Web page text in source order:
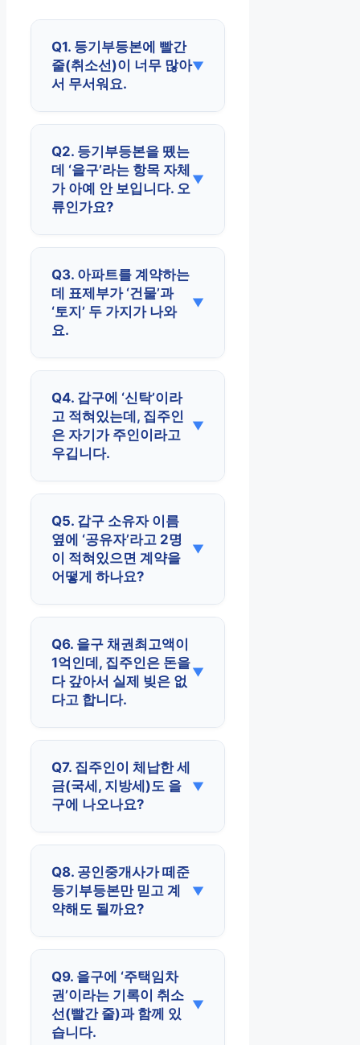
Q1. 등기부등본에 빨간
줄(취소선)이 너무 많아
서 무서워요.
Q2. 등기부등본을 뗐는
데 ‘을구’라는 항목 자체
가 아예 안 보입니다. 오
류인가요?
Q3. 아파트를 계약하는
데 표제부가 ‘건물’과
‘토지’ 두 가지가 나와
요.
Q4. 갑구에 ‘신탁’이라
고 적혀있는데, 집주인
은 자기가 주인이라고
우깁니다.
Q5. 갑구 소유자 이름
옆에 ‘공유자’라고 2명
이 적혀있으면 계약을
어떻게 하나요?
Q6. 을구 채권최고액이
1억인데, 집주인은 돈을
다 갚아서 실제 빚은 없
다고 합니다.
Q7. 집주인이 체납한 세
금(국세, 지방세)도 을
구에 나오나요?
Q8. 공인중개사가 떼준
등기부등본만 믿고 계
약해도 될까요?
Q9. 을구에 ‘주택임차
권’이라는 기록이 취소
선(빨간 줄)과 함께 있
습니다.